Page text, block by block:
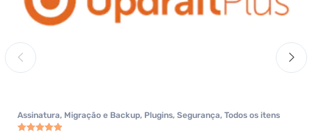
Assinatura, Migração e Backup, Plugins, Segurança, Todos os itens